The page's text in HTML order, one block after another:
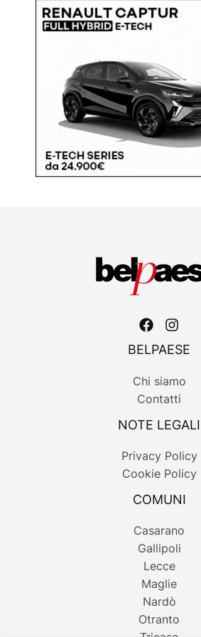
BELPAESE
Chi siamo
Contatti
NOTE LEGALI
Privacy Policy
Cookie Policy
COMUNI
Casarano
Gallipoli
Lecce
Maglie
Nardò
Otranto